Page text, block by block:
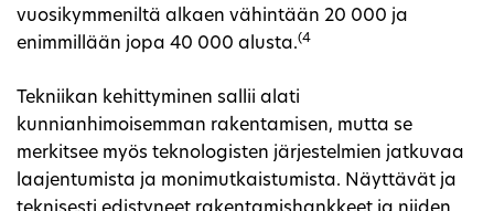
vuosikymmeniltä alkaen vähintään 20 000 ja
enimmillään jopa 40 000 alusta.(4
Tekniikan kehittyminen sallii alati
kunnianhimoisemman rakentamisen, mutta se
merkitsee myös teknologisten järjestelmien jatkuvaa
laajentumista ja monimutkaistumista. Näyttävät ja